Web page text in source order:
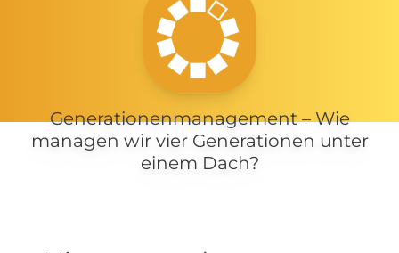
Generationenmanagement – Wie
managen wir vier Generationen unter
einem Dach?